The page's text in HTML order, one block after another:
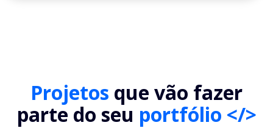
Projetos que vão fazer
parte do seu portfólio </>